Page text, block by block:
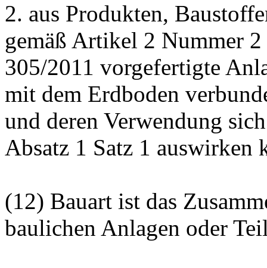
2. aus Produkten,
gemäß Artikel 2 Nummer
305/2011 vorgefertigte
mit dem Erdboden
und deren Verwendung
Absatz 1 Satz 1 auswirken
(12) Bauart ist das
baulichen Anlagen oder